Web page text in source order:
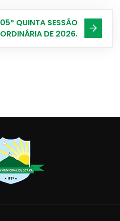
05º QUINTA SESSÃO
ORDINÁRIA DE 2026.